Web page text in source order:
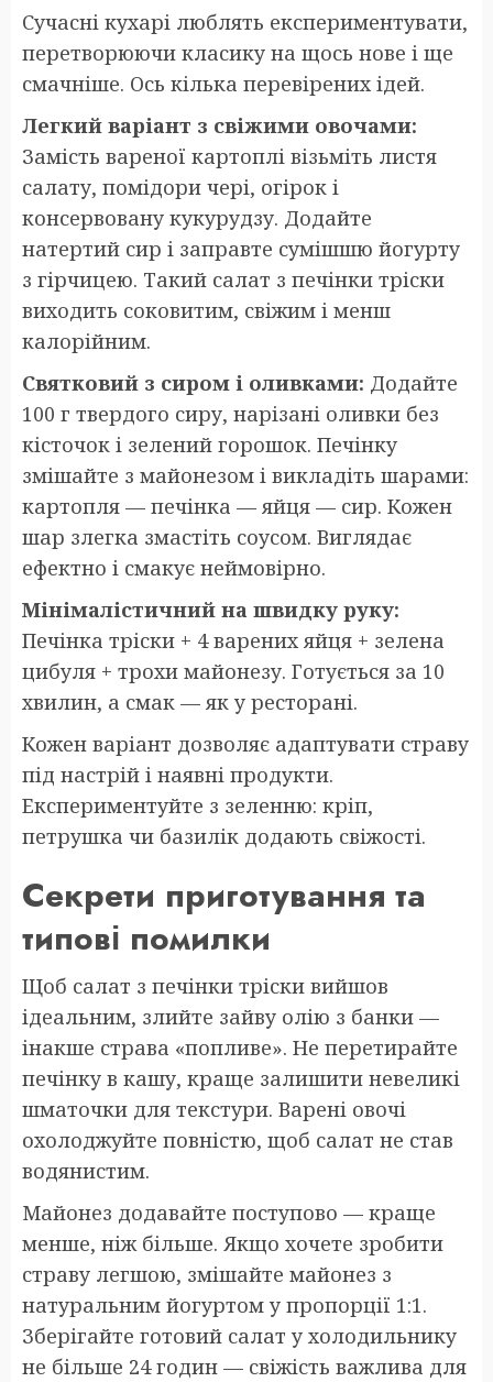
Сучасні кухарі люблять експериментувати,
перетворюючи класику на щось нове і ще
смачніше. Ось кілька перевірених ідей.
Легкий варіант з свіжими овочами:
Замість вареної картоплі візьміть листя
салату, помідори чері, огірок і
консервовану кукурудзу. Додайте
натертий сир і заправте сумішшю йогурту
з гірчицею. Такий салат з печінки тріски
виходить соковитим, свіжим і менш
калорійним.
Святковий з сиром і оливками: Додайте
100 г твердого сиру, нарізані оливки без
кісточок і зелений горошок. Печінку
змішайте з майонезом і викладіть шарами:
картопля — печінка — яйця — сир. Кожен
шар злегка змастіть соусом. Виглядає
ефектно і смакує неймовірно.
Мінімалістичний на швидку руку:
Печінка тріски + 4 варених яйця + зелена
цибуля + трохи майонезу. Готується за 10
хвилин, а смак — як у ресторані.
Кожен варіант дозволяє адаптувати страву
під настрій і наявні продукти.
Експериментуйте з зеленню: кріп,
петрушка чи базилік додають свіжості.
Секрети приготування та
типові помилки
Щоб салат з печінки тріски вийшов
ідеальним, злийте зайву олію з банки —
інакше страва «попливе». Не перетирайте
печінку в кашу, краще залишити невеликі
шматочки для текстури. Варені овочі
охолоджуйте повністю, щоб салат не став
водянистим.
Майонез додавайте поступово — краще
менше, ніж більше. Якщо хочете зробити
страву легшою, змішайте майонез з
натуральним йогуртом у пропорції 1:1.
Зберігайте готовий салат у холодильнику
не більше 24 годин — свіжість важлива для